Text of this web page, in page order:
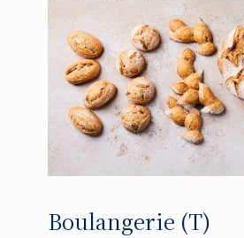
Boulangerie (T)